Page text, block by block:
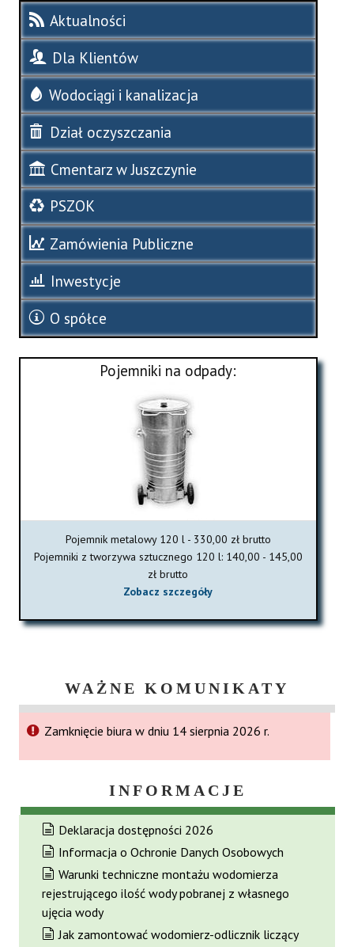
Aktualności
Dla Klientów
Wodociągi i kanalizacja
Dział oczyszczania
Cmentarz w Juszczynie
PSZOK
Zamówienia Publiczne
Inwestycje
O spółce
Pojemniki na odpady:
Pojemnik metalowy 120 l - 330,00 zł brutto
Pojemniki z tworzywa sztucznego 120 l: 140,00 - 145,00
zł brutto
Zobacz szczegóły
WAŻNE KOMUNIKATY
Zamknięcie biura w dniu 14 sierpnia 2026 r.
INFORMACJE
Deklaracja dostępności 2026
Informacja o Ochronie Danych Osobowych
Warunki techniczne montażu wodomierza
rejestrującego ilość wody pobranej z własnego
ujęcia wody
Jak zamontować wodomierz-odlicznik liczący